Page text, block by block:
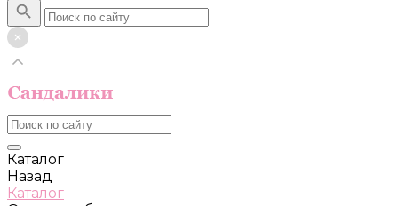
Каталог
Назад
Каталог